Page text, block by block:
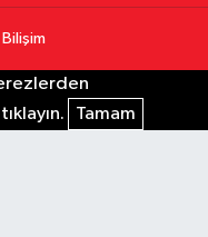
Bilişim
Tamam